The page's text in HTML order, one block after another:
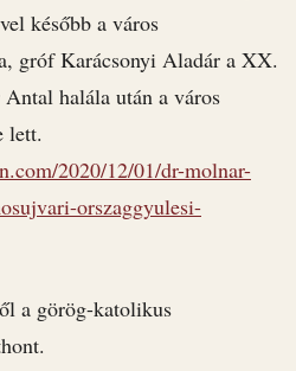
később a város
gróf Karácsonyi Aladár a XX.
halála után a város
lett.
2020/12/01/dr-molnar-
orszaggyulesi-
a görög-katolikus